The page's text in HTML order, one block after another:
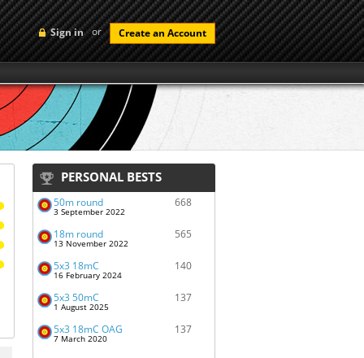
Sign in or Create an Account
PERSONAL BESTS
50m round
3 September 2022
668
18m round
13 November 2022
565
5x3 18mC
16 February 2024
140
5x3 50mC
1 August 2025
137
5x3 18mC OAG
7 March 2020
137